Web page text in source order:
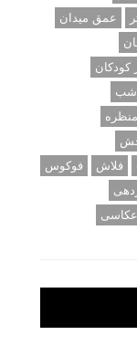
عمق میدان
کودکان
شب
فلاش
فوکوس